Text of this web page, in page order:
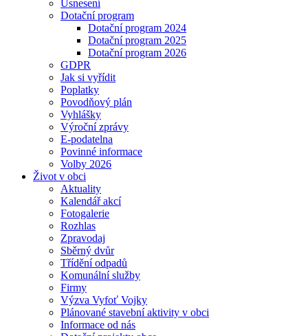
Usnesení
Dotační program
Dotační program 2024
Dotační program 2025
Dotační program 2026
GDPR
Jak si vyřídit
Poplatky
Povodňový plán
Vyhlášky
Výroční zprávy
E-podatelna
Povinné informace
Volby 2026
Život v obci
Aktuality
Kalendář akcí
Fotogalerie
Rozhlas
Zpravodaj
Sběrný dvůr
Třídění odpadů
Komunální služby
Firmy
Výzva Vyfoť Vojky
Plánované stavební aktivity v obci
Informace od nás